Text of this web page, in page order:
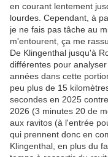
en courant lentement
lourdes. Cependant, à
je ne fais pas tâche au
m'entourent, ça me
De Klingenthal jusqu'à
différentes pour
années dans cette
peu plus de 15
secondes en 2025
2026 (3 minutes 20 de
aux ravitos (à l'entrée
qui prennent donc en
Klingenthal, en plus du